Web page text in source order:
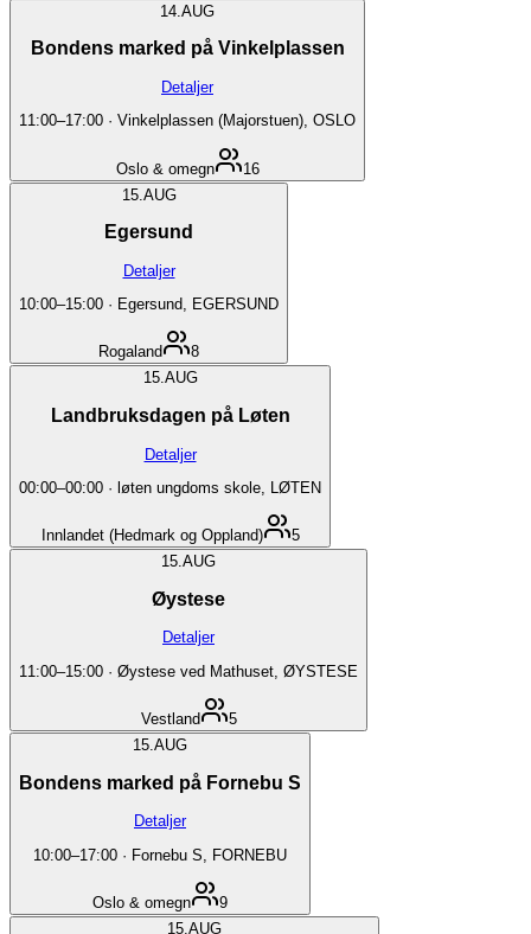
14. AUG
Bondens marked på Vinkelplassen
Detaljer
11:00–17:00 · Vinkelplassen (Majorstuen), OSLO
Oslo & omegn
16
15. AUG
Egersund
Detaljer
10:00–15:00 · Egersund, EGERSUND
Rogaland
8
15.AUG
Landbruksdagen på Løten
Detaljer
00:00–00:00 · løten ungdoms skole, LØTEN
Innlandet (Hedmark og Oppland)
5
15.AUG
Øystese
Detaljer
11:00–15:00 · Øystese ved Mathuset, ØYSTESE
Vestland
5
15.AUG
Bondens marked på Fornebu S
Detaljer
10:00–17:00 · Fornebu S, FORNEBU
Oslo & omegn
9
15. AUG